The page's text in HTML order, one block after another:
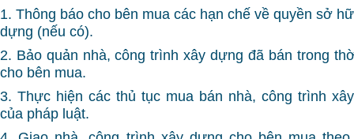
1. Thông báo cho bên mua các hạn chế về quyền sở
dựng (nếu có).
2. Bảo quản nhà, công trình xây dựng đã bán trong
cho bên mua.
3. Thực hiện các thủ tục mua bán nhà, công trình
của pháp luật.